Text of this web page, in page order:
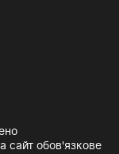
сайт обов'язкове